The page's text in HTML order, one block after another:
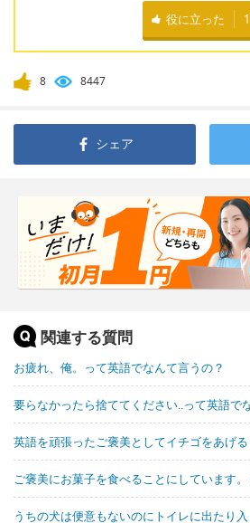
役に立った 1
8 8447
シェア
関連する質問
お疲れ、俺。って英語でなんて言うの？
要らなかったら捨ててください..って英語で
英語を頑張ったご褒美としてイチゴをあげ
ご褒美にお菓子を食べることにしています
うちの犬は便意もないのにトイレに出たり